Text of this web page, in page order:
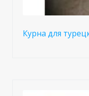
Курна для